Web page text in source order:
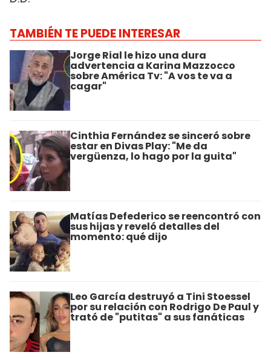
TAMBIÉN TE PUEDE INTERESAR
Jorge Rial le hizo una dura
advertencia a Karina Mazzocco
sobre América Tv: "A vos te va a
cagar"
Cinthia Fernández se sinceró sobre
estar en Divas Play: "Me da
vergüenza, lo hago por la guita"
Matías Defederico se reencontró con
sus hijas y reveló detalles del
momento: qué dijo
Leo García destruyó a Tini Stoessel
por su relación con Rodrigo De Paul y
trató de "putitas" a sus fanáticas